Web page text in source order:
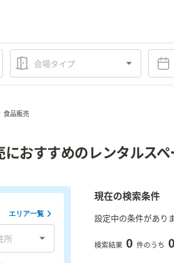
会場タイプ
食品販売
おすすめのレンタルス
現在の検索条件
設定中の条件があり
検索結果 0 件のうち 0
エリア一覧